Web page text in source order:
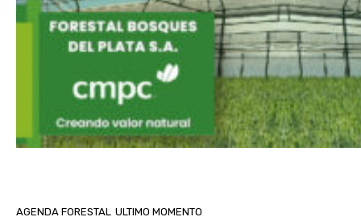
AGENDA FORESTAL ULTIMO MOMENTO